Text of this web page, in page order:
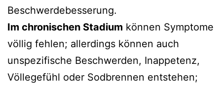
Beschwerdebesserung.
Im chronischen Stadium können Symptome
völlig fehlen; allerdings können auch
unspezifische Beschwerden, Inappetenz,
Völlegefühl oder Sodbrennen entstehen;